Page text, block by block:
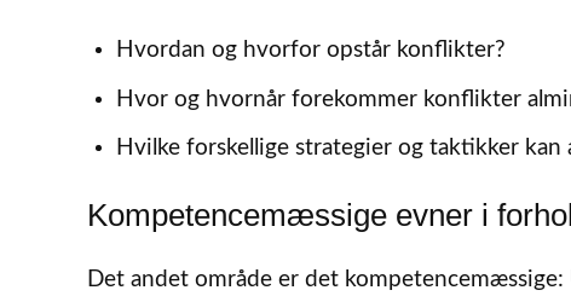
Hvordan og hvorfor opstår konflikter?
Hvor og hvornår forekommer konflikter
Hvilke forskellige strategier og taktikker
Kompetencemæssige evner i
Det andet område er det